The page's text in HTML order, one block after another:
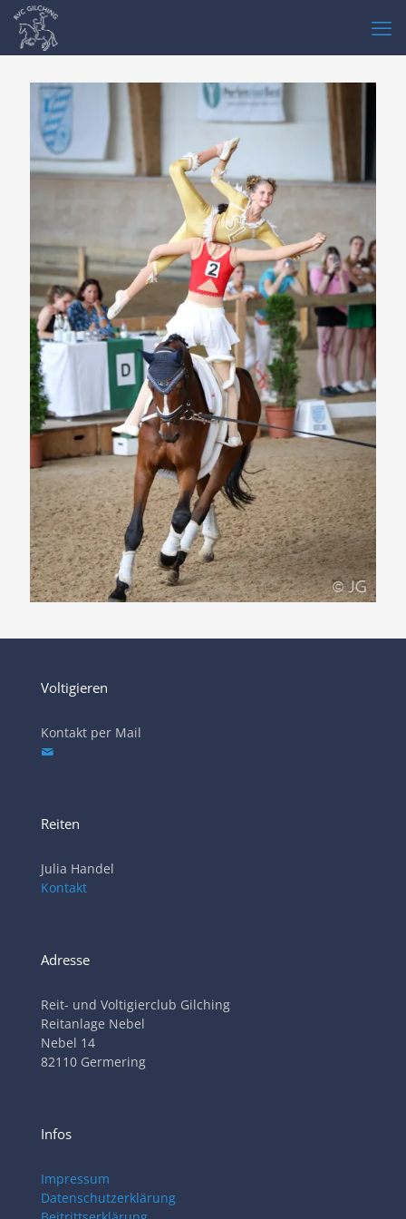
Voltigieren
Kontakt per Mail
Reiten
Julia Handel
Kontakt
Adresse
Reit- und Voltigierclub Gilching
Reitanlage Nebel
Nebel 14
82110 Germering
Infos
Impressum
Datenschutzerklärung